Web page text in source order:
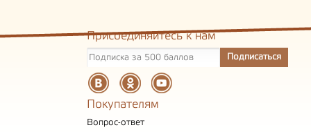
Присоединяйтесь к нам
Покупателям
Вопрос-ответ